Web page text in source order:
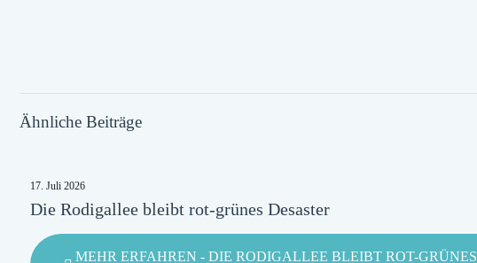
Ähnliche Beiträge
17. Juli 2026
Die Rodigallee bleibt rot-grünes Desaster
MEHR ERFAHREN - DIE RODIGALLEE BLEIBT ROT-GRÜNES